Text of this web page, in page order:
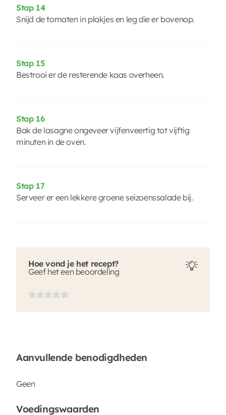
Stap 14
Snijd de tomaten in plakjes en leg die er bovenop.
Stap 15
Bestrooi er de resterende kaas overheen.
Stap 16
Bak de lasagne ongeveer vijfenveertig tot vijftig
minuten in de oven.
Stap 17
Serveer er een lekkere groene seizoenssalade bij.
Hoe vond je het recept?
Geef het een beoordeling
Aanvullende benodigdheden
Geen
Voedingswaarden